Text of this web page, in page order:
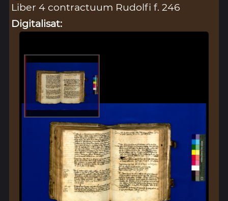
Liber 4 contractuum Rudolfi f. 246
Digitalisat: